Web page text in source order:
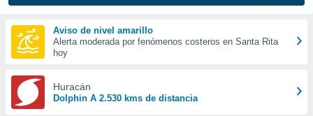
las
y
forma
digital
basada
Aviso de nivel amarillo
Alerta moderada por fenómenos costeros en Santa Rita
hoy
Huracán
Dolphin A 2.530 kms de distancia